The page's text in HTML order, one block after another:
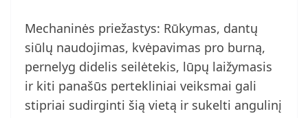
Mechaninės priežastys: Rūkymas, dantų
siūlų naudojimas, kvėpavimas pro burną,
pernelyg didelis seilėtekis, lūpų laižymasis
ir kiti panašūs pertekliniai veiksmai gali
stipriai sudirginti šią vietą ir sukelti angulinį